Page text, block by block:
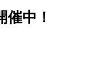
中！